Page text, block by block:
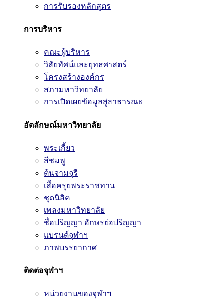
การรับรองหลักสูตร
การบริหาร
คณะผู้บริหาร
วิสัยทัศน์และยุทธศาสตร์
โครงสร้างองค์กร
สภามหาวิทยาลัย
การเปิดเผยข้อมูลสู่สาธารณะ
อัตลักษณ์มหาวิทยาลัย
พระเกี้ยว
สีชมพู
ต้นจามจุรี
เสื้อครุยพระราชทาน
ชุดนิสิต
เพลงมหาวิทยาลัย
ชื่อปริญญา อักษรย่อปริญญา
แบรนด์จุฬาฯ
ภาพบรรยากาศ
ติดต่อจุฬาฯ
หน่วยงานของจุฬาฯ